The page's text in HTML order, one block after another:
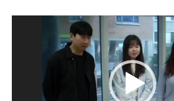
비
디
오
플
레
이